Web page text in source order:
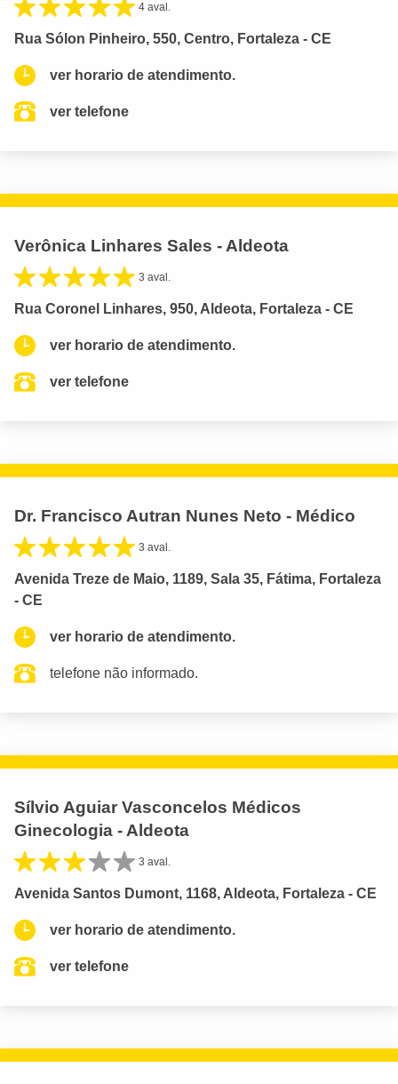
4 aval.
Rua Sólon Pinheiro, 550, Centro, Fortaleza - CE
ver horario de atendimento.
ver telefone
Verônica Linhares Sales - Aldeota
3 aval.
Rua Coronel Linhares, 950, Aldeota, Fortaleza - CE
ver horario de atendimento.
ver telefone
Dr. Francisco Autran Nunes Neto - Médico
3 aval.
Avenida Treze de Maio, 1189, Sala 35, Fátima, Fortaleza
- CE
ver horario de atendimento.
telefone não informado.
Sílvio Aguiar Vasconcelos Médicos
Ginecologia - Aldeota
3 aval.
Avenida Santos Dumont, 1168, Aldeota, Fortaleza - CE
ver horario de atendimento.
ver telefone